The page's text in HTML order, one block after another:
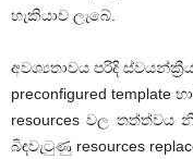
හැකියාව ලැබේ.
අවශ්‍යතාවය පරිදි
preconfigured template
resources වල
බිඳවැටුණු resources